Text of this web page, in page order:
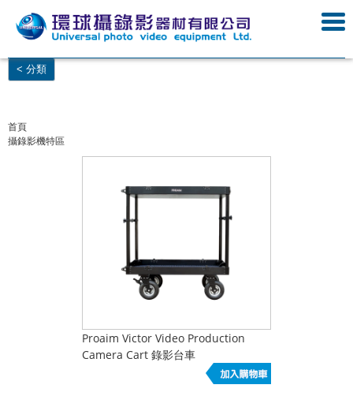
< 分類
首頁
攝錄影機特區
Proaim Victor Video Production
Camera Cart 錄影台車